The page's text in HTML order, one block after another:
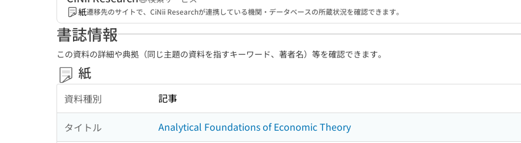
紙遷移先のサイトで、CiNii Researchが連携している機関・データベースの所蔵状況を確認できます。
書誌情報
この資料の詳細や典拠（同じ主題の資料を指すキーワード、著者名）等を確認できます。
紙
資料種別 記事
タイトル Analytical Foundations of Economic Theory